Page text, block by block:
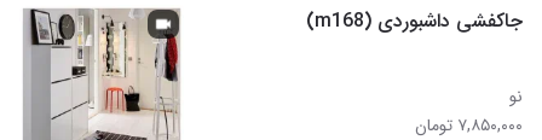
جاکفشی داشبوردی (m168)
نو
۷,۸۵۰,۰۰۰ تومان